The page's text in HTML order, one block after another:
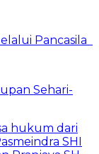
Pancasila
Sehari-